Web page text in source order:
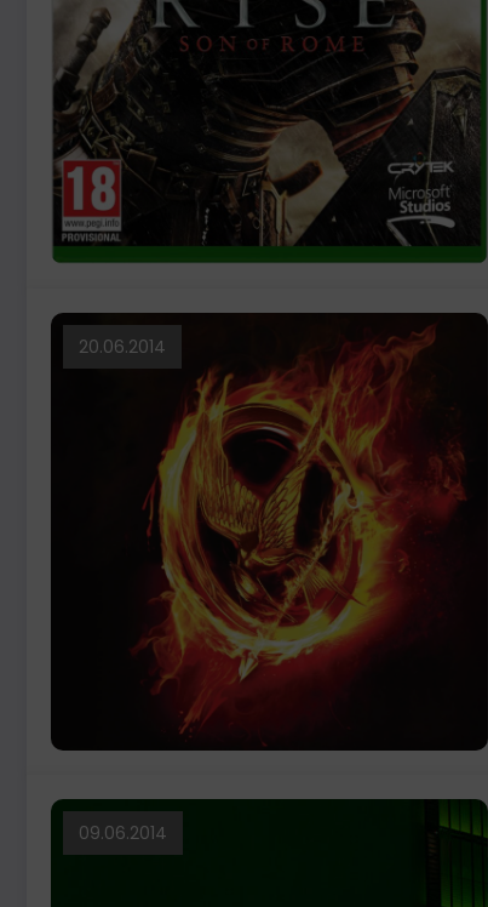
20.06.2014
09.06.2014